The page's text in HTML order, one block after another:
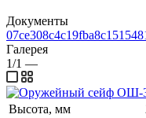
Документы
Галерея
1/1 —
Высота, мм